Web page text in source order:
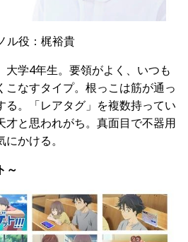
ル役：梶裕貴
大学4年生。要領がよく、いつも
こなすタイプ。根っこは筋が通っ
る。「レアタグ」を複数持ってい
才と思われがち。真面目で不器用
かける。
～